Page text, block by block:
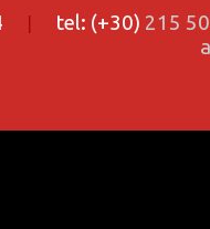
| tel: (+30) 215